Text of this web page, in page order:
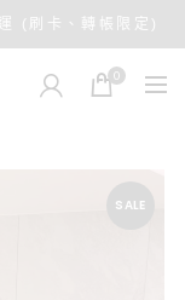
(刷卡、轉帳限定)
0
SALE